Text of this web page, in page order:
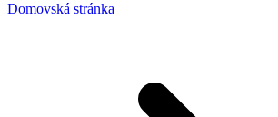
Domovská stránka